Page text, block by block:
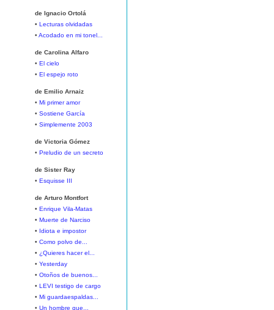
de Ignacio Ortolá
• Lecturas olvidadas
• Acodado en mi tonel...
de Carolina Alfaro
• El cielo
• El espejo roto
de Emilio Arnaiz
• Mi primer amor
• Sostiene García
• Simplemente 2003
de Victoria Gómez
• Preludio de un secreto
de Sister Ray
• Esquisse III
de Arturo Montfort
• Enrique Vila-Matas
• Muerte de Narciso
• Idiota e impostor
• Como polvo de...
• ¿Quieres hacer el...
• Yesterday
• Otoños de buenos...
• LEVI testigo de cargo
• Mi guardaespaldas...
• Un hombre que...